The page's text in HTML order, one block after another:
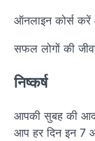
ऑनलाइन कोर्स
सफल लोगों की
निष्कर्ष
आपकी सुबह की
आप हर दिन इन 7